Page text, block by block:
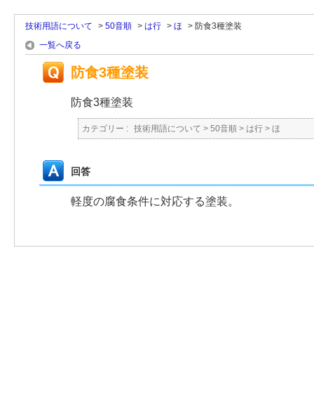
技術用語について > 50音順 > は行 > ほ > 防食3種塗装
一覧へ戻る
防食3種塗装
防食3種塗装
カテゴリー : 技術用語について > 50音順 > は行 > ほ
回答
軽度の腐食条件に対応する塗装。